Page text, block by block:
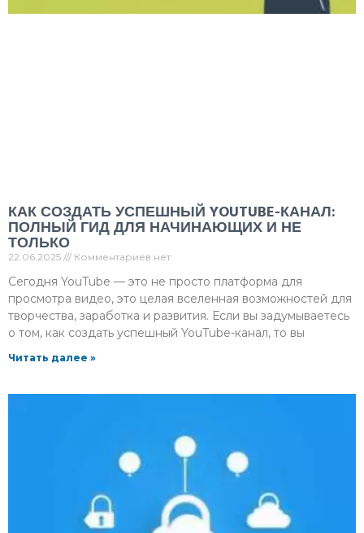
КАК СОЗДАТЬ УСПЕШНЫЙ YOUTUBE-КАНАЛ:
ПОЛНЫЙ ГИД ДЛЯ НАЧИНАЮЩИХ И НЕ
ТОЛЬКО
22.06.2025 Комментариев нет
Сегодня YouTube — это не просто платформа для
просмотра видео, это целая вселенная возможностей для
творчества, заработка и развития. Если вы задумываетесь
о том, как создать успешный YouTube-канал, то вы
Читать далее »